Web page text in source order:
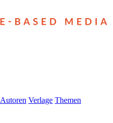
Autoren Verlage Themen